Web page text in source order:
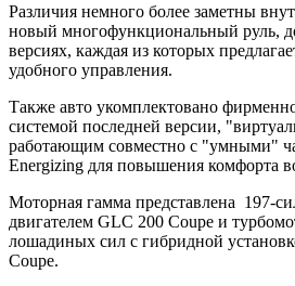
Различия немного более заметны
новый многофункциональный руль,
версиях, каждая из которых
удобного управления.
Также авто укомплектовано
системой последней версии,
работающим совместно с "умными"
Energizing для повышения комфорта
Моторная гамма представлена 197-
двигателем GLC 200 Coupe и
лошадиных сил с гибридной
Coupe.